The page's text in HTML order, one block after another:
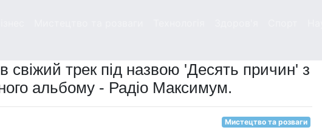
свіжий трек під назвою 'Десять причин' з
альбому - Радіо Максимум.
Мистецтво та розваги